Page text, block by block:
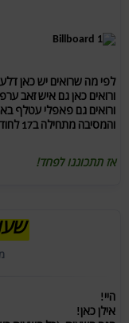
לפי מה שרואים יש כאן
ורואים כאן גם איש זאב
ורואים גם פאפלי עטלף
והמסיבה מתחילה ב17 לחודש ונגמרת ב31.
אז תתכוננו לפחד!
היי!
אילן כאן!